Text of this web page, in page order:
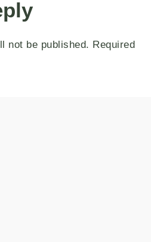
not be published. Required